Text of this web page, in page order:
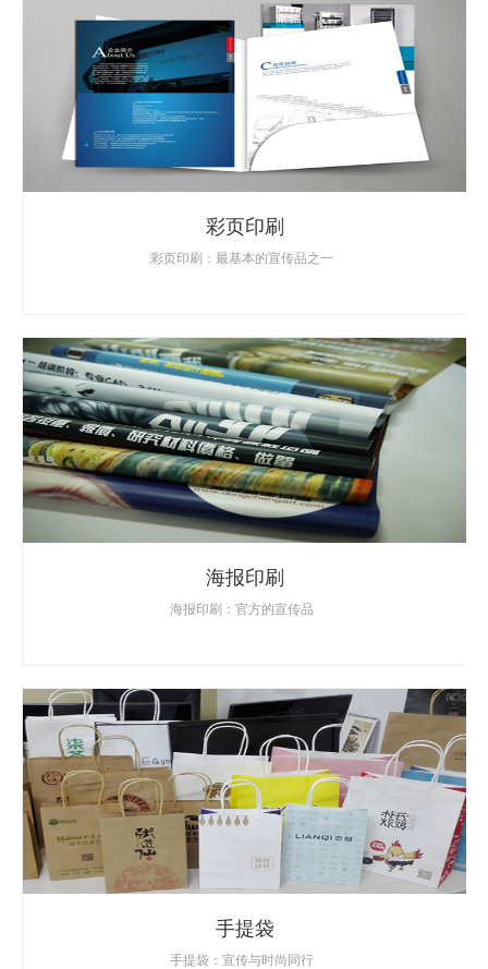
彩页印刷
彩页印刷：最基本的宣传品之一
海报印刷
海报印刷：官方的宣传品
手提袋
手提袋：宣传与时尚同行